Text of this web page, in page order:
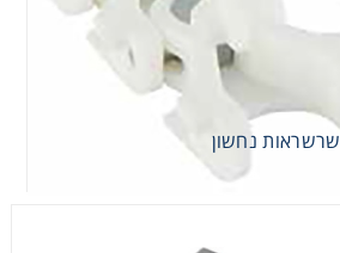
שרשראות נחשון
שרשראות נחשון